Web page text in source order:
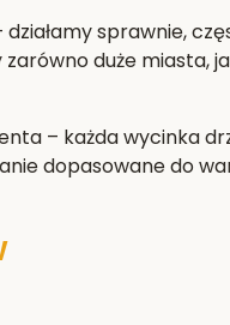
działamy sprawnie,
duże miasta,
– każda wycinka
dopasowane do